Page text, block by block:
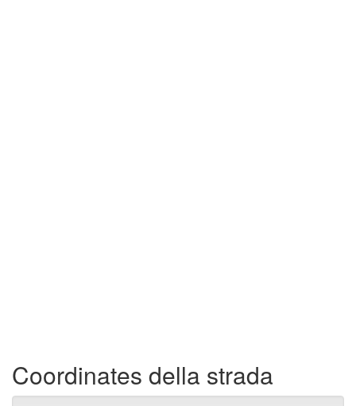
Coordinates della strada